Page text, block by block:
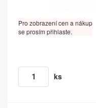
Pro zobrazení cen a nákup
se prosím přihlaste.
ks